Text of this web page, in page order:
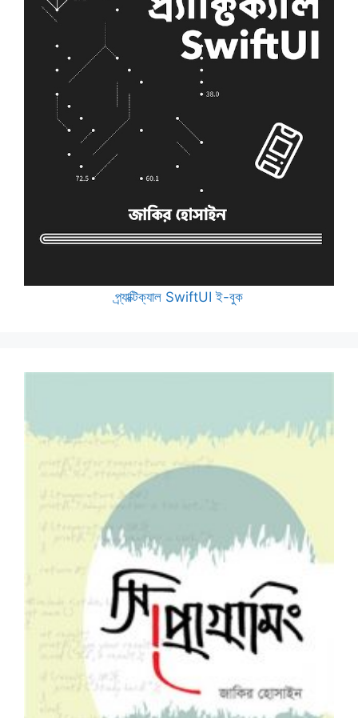
প্র্যাক্টিক্যাল SwiftUI ই-বুক